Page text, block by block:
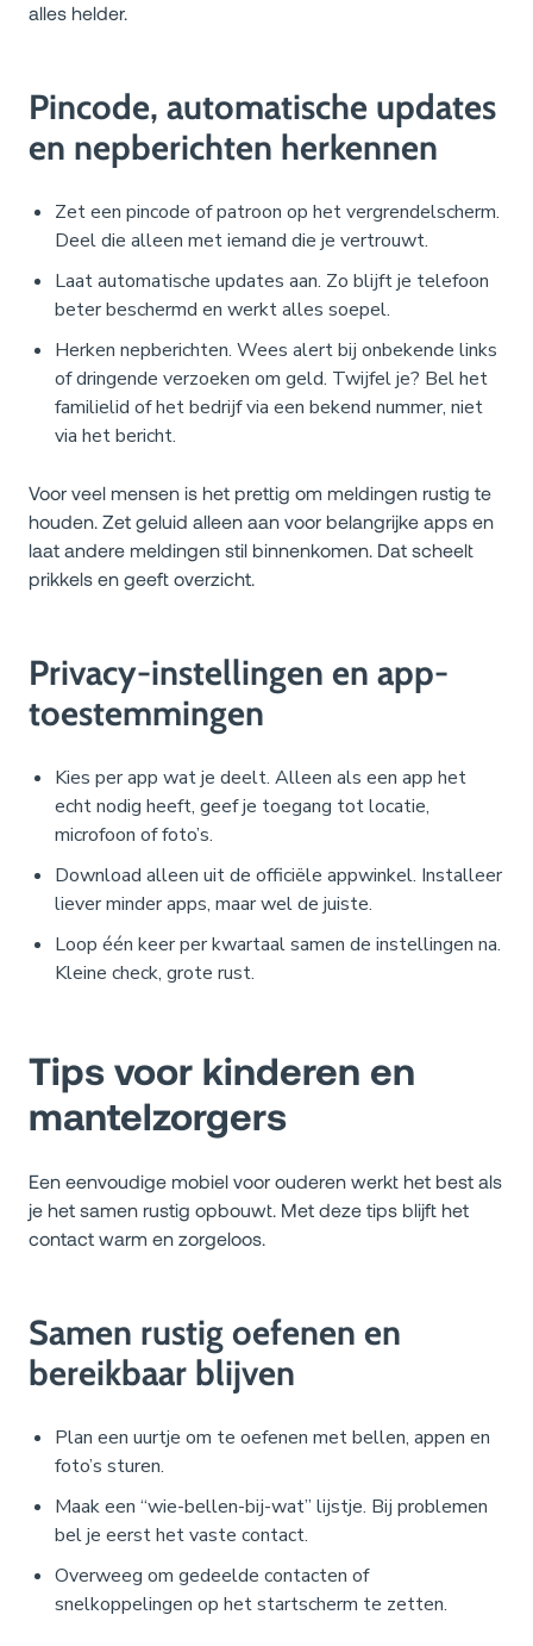
alles helder.
Pincode, automatische updates
en nepberichten herkennen
Zet een pincode of patroon op het vergrendelscherm.
Deel die alleen met iemand die je vertrouwt.
Laat automatische updates aan. Zo blijft je telefoon
beter beschermd en werkt alles soepel.
Herken nepberichten. Wees alert bij onbekende links
of dringende verzoeken om geld. Twijfel je? Bel het
familielid of het bedrijf via een bekend nummer, niet
via het bericht.
Voor veel mensen is het prettig om meldingen rustig te
houden. Zet geluid alleen aan voor belangrijke apps en
laat andere meldingen stil binnenkomen. Dat scheelt
prikkels en geeft overzicht.
Privacy-instellingen en app-
toestemmingen
Kies per app wat je deelt. Alleen als een app het
echt nodig heeft, geef je toegang tot locatie,
microfoon of foto’s.
Download alleen uit de officiële appwinkel. Installeer
liever minder apps, maar wel de juiste.
Loop één keer per kwartaal samen de instellingen na.
Kleine check, grote rust.
Tips voor kinderen en
mantelzorgers
Een eenvoudige mobiel voor ouderen werkt het best als
je het samen rustig opbouwt. Met deze tips blijft het
contact warm en zorgeloos.
Samen rustig oefenen en
bereikbaar blijven
Plan een uurtje om te oefenen met bellen, appen en
foto’s sturen.
Maak een “wie-bellen-bij-wat” lijstje. Bij problemen
bel je eerst het vaste contact.
Overweeg om gedeelde contacten of
snelkoppelingen op het startscherm te zetten.